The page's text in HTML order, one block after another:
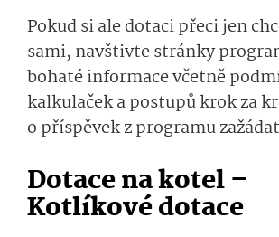
Pokud si ale dotaci přeci jen
sami, navštivte stránky
bohaté informace včetně
kalkulaček a postupů krok za
o příspěvek z programu
Dotace na kotel –
Kotlíkové dotace